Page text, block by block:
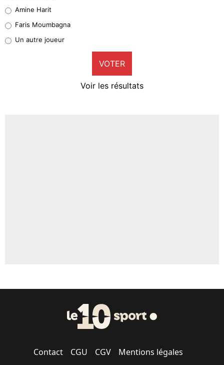
1%
9%
Amine Harit
Faris Moumbagna
Un autre joueur
VOTER
Voir les résultats
Contact CGU CGV Mentions légales